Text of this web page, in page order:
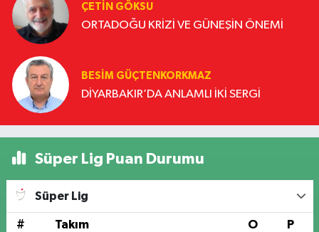
ÇETIN GÖKSU
ORTADOĞU KRİZİ VE GÜNEŞİN ÖNEMİ
BESIM GÜÇTENKORKMAZ
DİYARBAKIR’DA ANLAMLI İKİ SERGİ
Süper Lig Puan Durumu
Süper Lig
# Takım O P